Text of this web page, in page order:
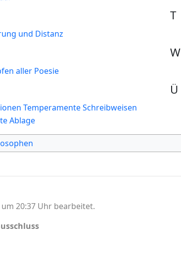
und Distanz
aller Poesie
Temperamente Schreibweisen
Ablage
T
W
Ü
20:37 Uhr bearbeitet.